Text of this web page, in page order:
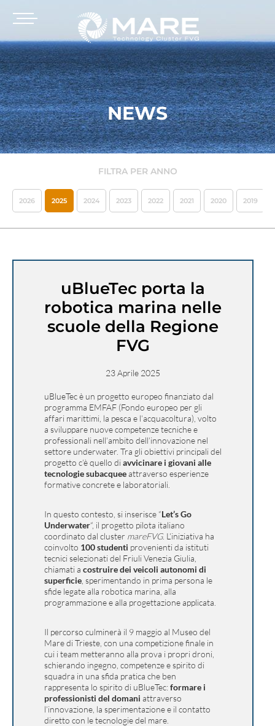
NEWS
FILTRA PER ANNO
2026 2025 2024 2023 2022 2021 2020 2019
uBlueTec porta la
robotica marina nelle
scuole della Regione
FVG
23 Aprile 2025
uBlueTec è un progetto europeo finanziato dal
programma EMFAF (Fondo europeo per gli
affari marittimi, la pesca e l’acquacoltura), volto
a sviluppare nuove competenze tecniche e
professionali nell’ambito dell’innovazione nel
settore underwater. Tra gli obiettivi principali del
progetto c’è quello diavvicinare i giovani alle
tecnologie subacqueeattraverso esperienze
formative concrete e laboratoriali.
In questo contesto, si inserisce “Let’s Go
Underwater“, il progetto pilota italiano
coordinato dal cluster mareFVG. L’iniziativa ha
coinvolto 100 studenti provenienti da istituti
tecnici selezionati del Friuli Venezia Giulia,
chiamati a costruire dei veicoli autonomi di
superficie , sperimentando in prima persona le
sfide legate alla robotica marina, alla
programmazione e alla progettazione applicata.
Il percorso culminerà il 9 maggio al Museo del
Mare di Trieste, con una competizione finale in
cui i team metteranno alla prova i propri droni,
schierando ingegno, competenze e spirito di
squadra in una sfida pratica che ben
rappresenta lo spirito di uBlueTec:formare i
professionisti del domani attraverso
l’innovazione, la sperimentazione e il contatto
diretto con le tecnologie del mare.